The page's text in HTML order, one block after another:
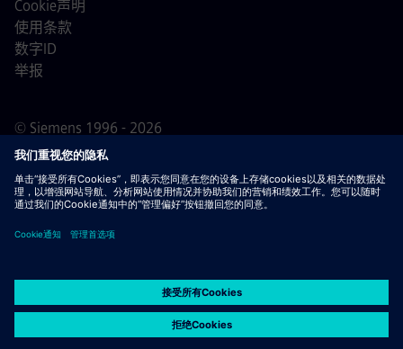
© Siemens 1996 - 2026
Cookie声明
使用条款
数字ID
举报
重要提示：对于所有希望加入我们的求职者，请注意西门
保证就业而索要银行账户详情或个人财务信息。同样，除非
系，否则请不要打开看似由西门子招聘人员发送的电子邮件
中的文档。